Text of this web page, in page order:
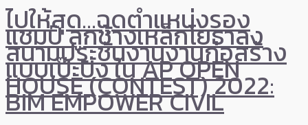
ไปให้สุด…ฉุดตำแหน่งรอง
แชมป์ ลูกช้างเหล็กโยธาลง
สนามประชันงานงานก่อสร้าง
แบบเป๊ะปัง ใน AP OPEN
HOUSE (CONTEST) 2022:
BIM EMPOWER CIVIL